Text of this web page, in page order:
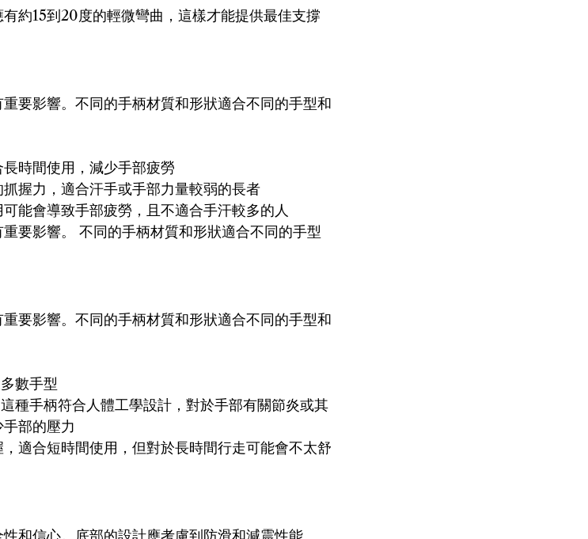
約15到20度的輕微彎曲，這樣才能提供最佳支撐
要影響。不同的手柄材質和形狀適合不同的手型和
時間使用，減少手部疲勞
抓握力，適合汗手或手部力量較弱的長者
可能會導致手部疲勞，且不適合手汗較多的人
要影響。 不同的手柄材質和形狀適合不同的手型
要影響。不同的手柄材質和形狀適合不同的手型和
數手型
這種手柄符合人體工學設計，對於手部有關節炎或其
部的壓力
適合短時間使用，但對於長時間行走可能會不太舒